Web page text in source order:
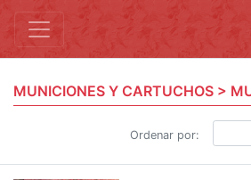
MUNICIONES Y CARTUCHOS >
Ordenar por: